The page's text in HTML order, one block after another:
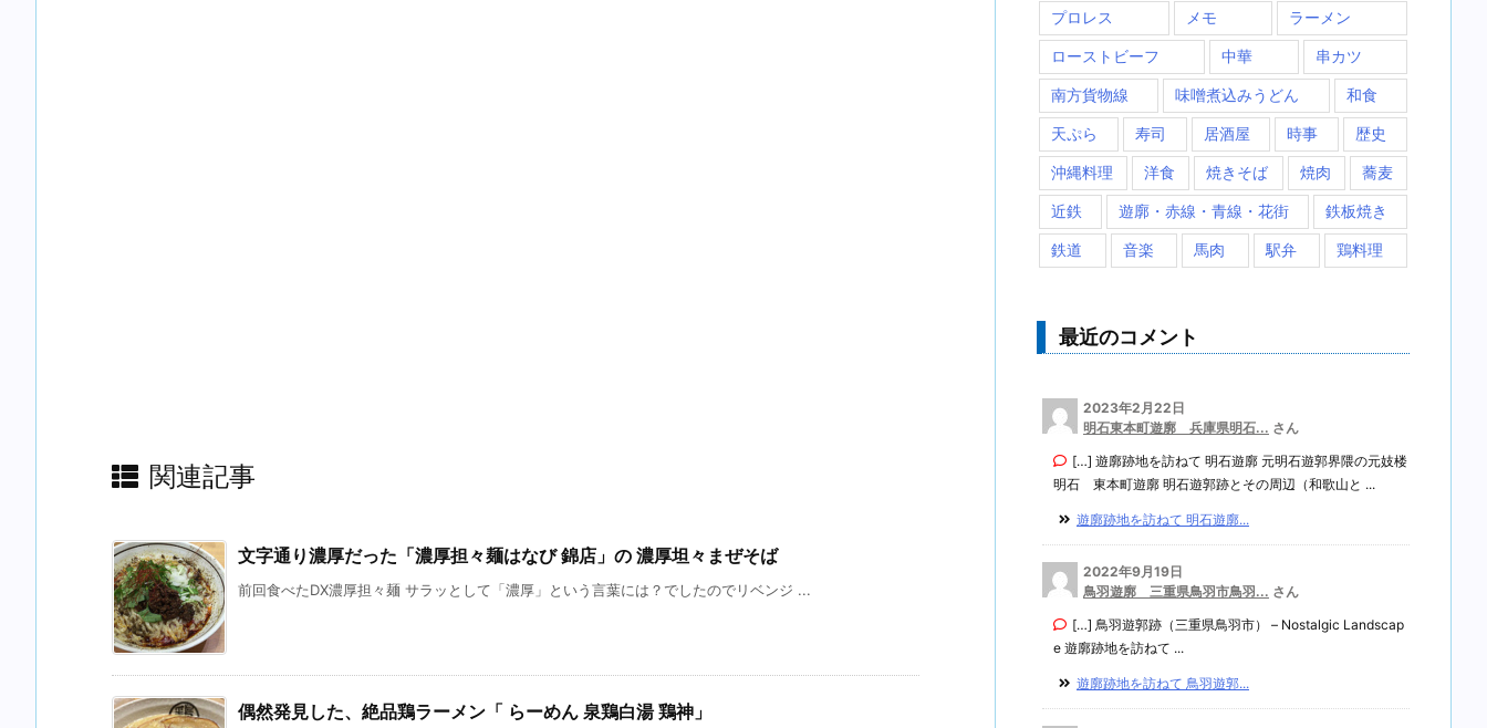
関連記事
文字通り濃厚だった「濃厚担々麺はなび 錦店」の 濃厚坦々まぜそば
前回食べたDX濃厚担々麺 サラッとして「濃厚」という言葉には？でしたのでリベンジ ...
偶然発見した、絶品鶏ラーメン「 らーめん 泉鶏白湯 鶏神」
プロレス メモ ラーメン
ローストビーフ 中華 串カツ
南方貨物線 味噌煮込みうどん 和食
天ぷら 寿司 居酒屋 時事 歴史
沖縄料理 洋食 焼きそば 焼肉 蕎麦
近鉄 遊廓・赤線・青線・花街 鉄板焼き
鉄道 音楽 馬肉 駅弁 鶏料理
最近のコメント
2023年2月22日
明石東本町遊廓 兵庫県明石... さん
[…] 遊廓跡地を訪ねて 明石遊廓 元明石遊郭界隈の元妓楼
明石 東本町遊廓 明石遊郭跡とその周辺（和歌山と ...
遊廓跡地を訪ねて 明石遊廓...
2022年9月19日
鳥羽遊廓 三重県鳥羽市鳥羽... さん
[…] 鳥羽遊郭跡（三重県鳥羽市） – Nostalgic Landscap
e 遊廓跡地を訪ねて ...
遊廓跡地を訪ねて 鳥羽遊郭...